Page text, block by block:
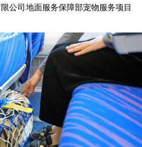
公司地面服务保障部宠物服务项目